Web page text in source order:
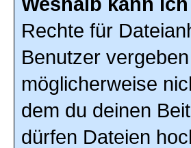
Rechte für
Benutzer
möglicherweise
dem du deinen
dürfen Dateien